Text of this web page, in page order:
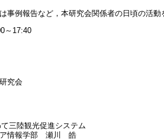
事例報告など，本研究会関係者の日頃の活
～17:40
究会
三陸観光促進システム
情報学部 瀬川 皓